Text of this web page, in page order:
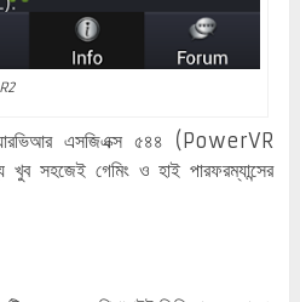
এসজিএক্স ৫৪৪ (PowerVR
সহজেই গেমিং ও হাই পারফরম্যান্সের